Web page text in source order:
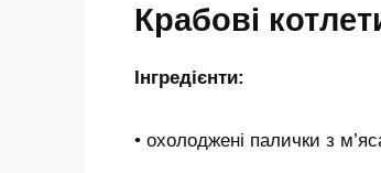
Крабові
Інгредієнти:
• охолоджені палички з